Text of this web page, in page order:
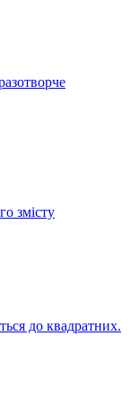
змісту
до квадратних.